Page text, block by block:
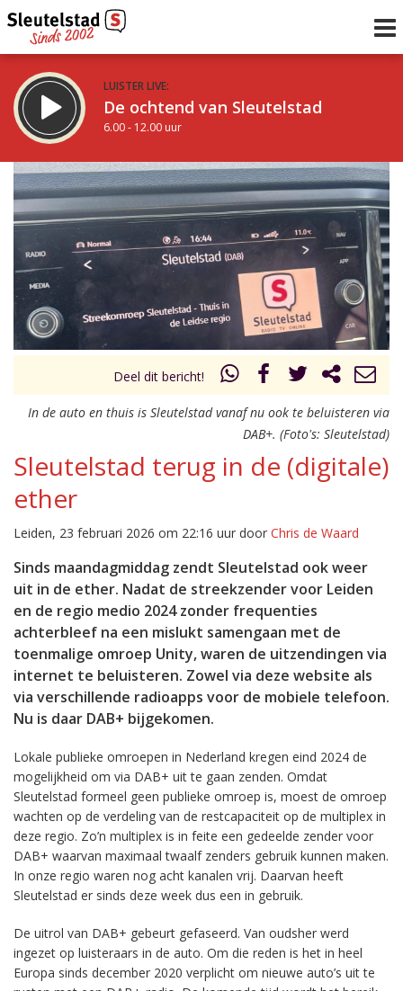
LUISTER LIVE:
De ochtend van Sleutelstad
6.00 - 12.00 uur
STRAKS:
De middag van Sleutelstad
12.00 - 18.00 uur
Vorig uur
uur 1 van 0 Volgend uur
Deel dit bericht!
In de auto en thuis is Sleutelstad vanaf nu ook te beluisteren via
DAB+. (Foto's: Sleutelstad)
Sleutelstad terug in de (digitale)
ether
Leiden, 23 februari 2026 om 22:16 uur door Chris de Waard
Sinds maandagmiddag zendt Sleutelstad ook weer
uit in de ether. Nadat de streekzender voor Leiden
en de regio medio 2024 zonder frequenties
achterbleef na een mislukt samengaan met de
toenmalige omroep Unity, waren de uitzendingen via
internet te beluisteren. Zowel via deze website als
via verschillende radioapps voor de mobiele telefoon.
Nu is daar DAB+ bijgekomen.
Lokale publieke omroepen in Nederland kregen eind 2024 de
mogelijkheid om via DAB+ uit te gaan zenden. Omdat
Sleutelstad formeel geen publieke omroep is, moest de omroep
wachten op de verdeling van de restcapaciteit op de multiplex in
deze regio. Zo’n multiplex is in feite een gedeelde zender voor
DAB+ waarvan maximaal twaalf zenders gebruik kunnen maken.
In onze regio waren nog acht kanalen vrij. Daarvan heeft
Sleutelstad er sinds deze week dus een in gebruik.
De uitrol van DAB+ gebeurt gefaseerd. Van oudsher werd
ingezet op luisteraars in de auto. Om die reden is het in heel
Europa sinds december 2020 verplicht om nieuwe auto’s uit te